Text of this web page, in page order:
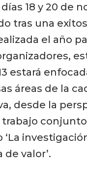
18 y 20 de
tras una
el año
estará
áreas de la
desde la
trabajo
‘La
de valor’.